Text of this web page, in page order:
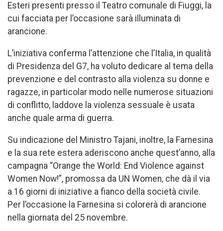
Esteri presenti presso il Teatro comunale di Fiuggi, la
cui facciata per l’occasione sarà illuminata di
arancione.
L’iniziativa conferma l’attenzione che l’Italia, in qualità
di Presidenza del G7, ha voluto dedicare al tema della
prevenzione e del contrasto alla violenza su donne e
ragazze, in particolar modo nelle numerose situazioni
di conflitto, laddove la violenza sessuale è usata
anche quale arma di guerra.
Su indicazione del Ministro Tajani, inoltre, la Farnesina
e la sua rete estera aderiscono anche quest’anno, alla
campagna “Orange the World: End Violence against
Women Now!”, promossa da UN Women, che dà il via
a 16 giorni di iniziative a fianco della società civile.
Per l’occasione la Farnesina si colorerà di arancione
nella giornata del 25 novembre.